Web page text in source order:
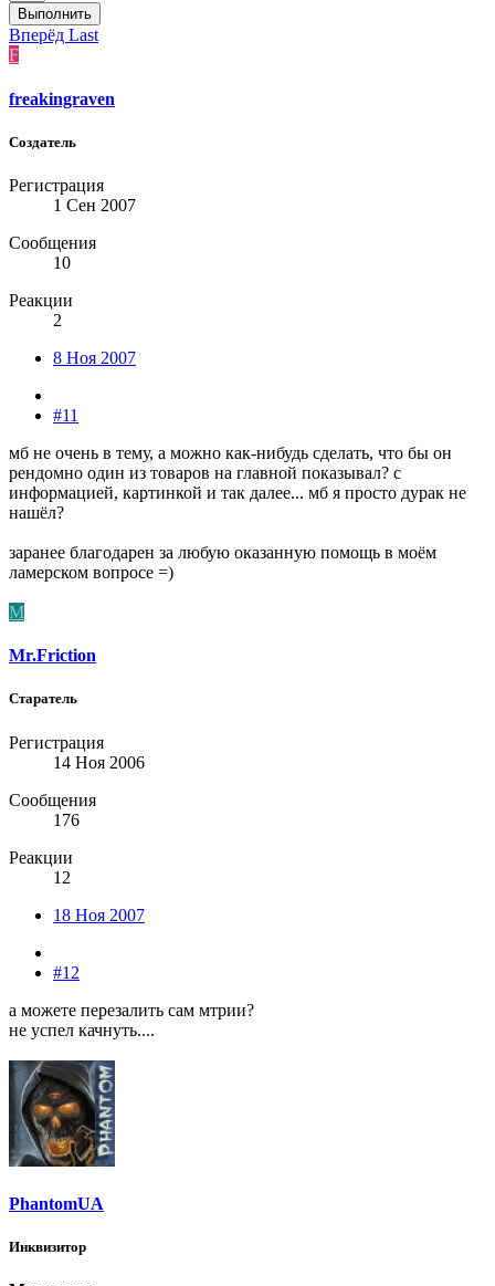
Выполнить
Вперёд Last
F
freakingraven
Создатель
Регистрация
1 Сен 2007
Сообщения
10
Реакции
2
8 Ноя 2007
#11
мб не очень в тему, а можно как-нибудь сделать, что бы он
рендомно один из товаров на главной показывал? с
информацией, картинкой и так далее... мб я просто дурак не
нашёл?
заранее благодарен за любую оказанную помощь в моём
ламерском вопросе =)
M
Mr.Friction
Старатель
Регистрация
14 Ноя 2006
Сообщения
176
Реакции
12
18 Ноя 2007
#12
а можете перезалить сам мтрии?
не успел качнуть....
PhantomUA
Инквизитор